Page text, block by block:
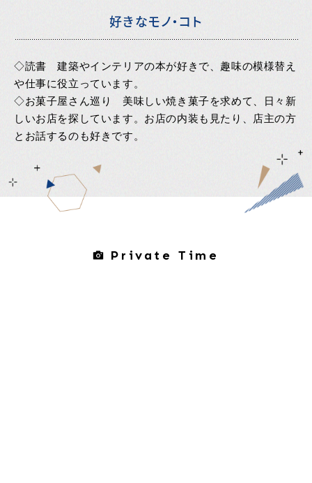
好きなモノ・コト
◇読書 建築やインテリアの本が好きで、趣味の模様替え
や仕事に役立っています。
◇お菓子屋さん巡り 美味しい焼き菓子を求めて、日々新
しいお店を探しています。お店の内装も見たり、店主の方
とお話するのも好きです。
Private Time